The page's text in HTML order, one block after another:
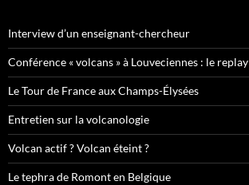
Interview d’un enseignant-chercheur
Conférence « volcans » à Louveciennes : le replay
Le Tour de France aux Champs-Élysées
Entretien sur la volcanologie
Volcan actif ? Volcan éteint ?
Le tephra de Romont en Belgique